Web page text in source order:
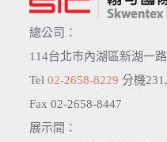
總公司：
114台北市內湖區新湖一
Tel 02-2658-8229 分機
Fax 02-2658-8447
展示間：